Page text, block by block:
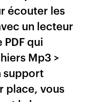
écouter les
un lecteur
qui
Mp3 >
support
place, vous